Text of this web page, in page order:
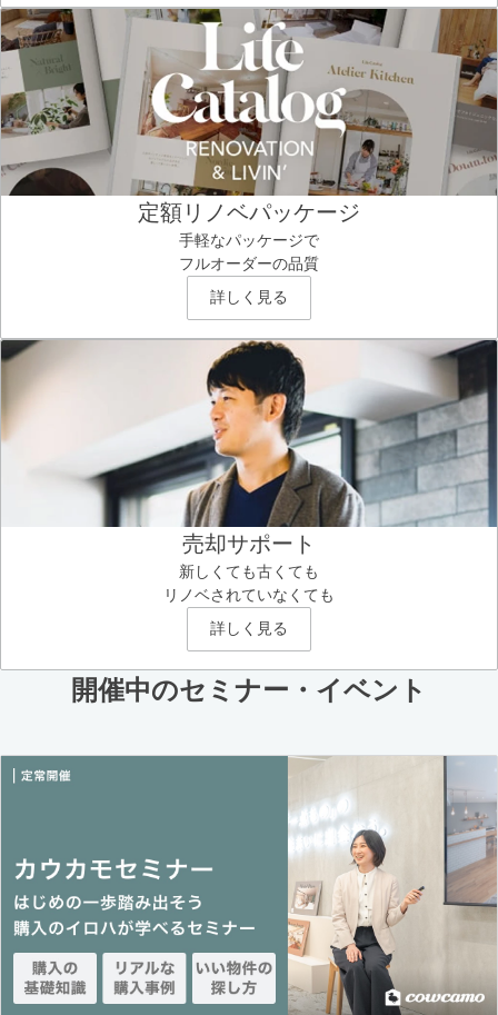
定額リノベパッケージ
手軽なパッケージで
フルオーダーの品質
詳しく見る
売却サポート
新しくても古くても
リノベされていなくても
詳しく見る
開催中のセミナー・イベント